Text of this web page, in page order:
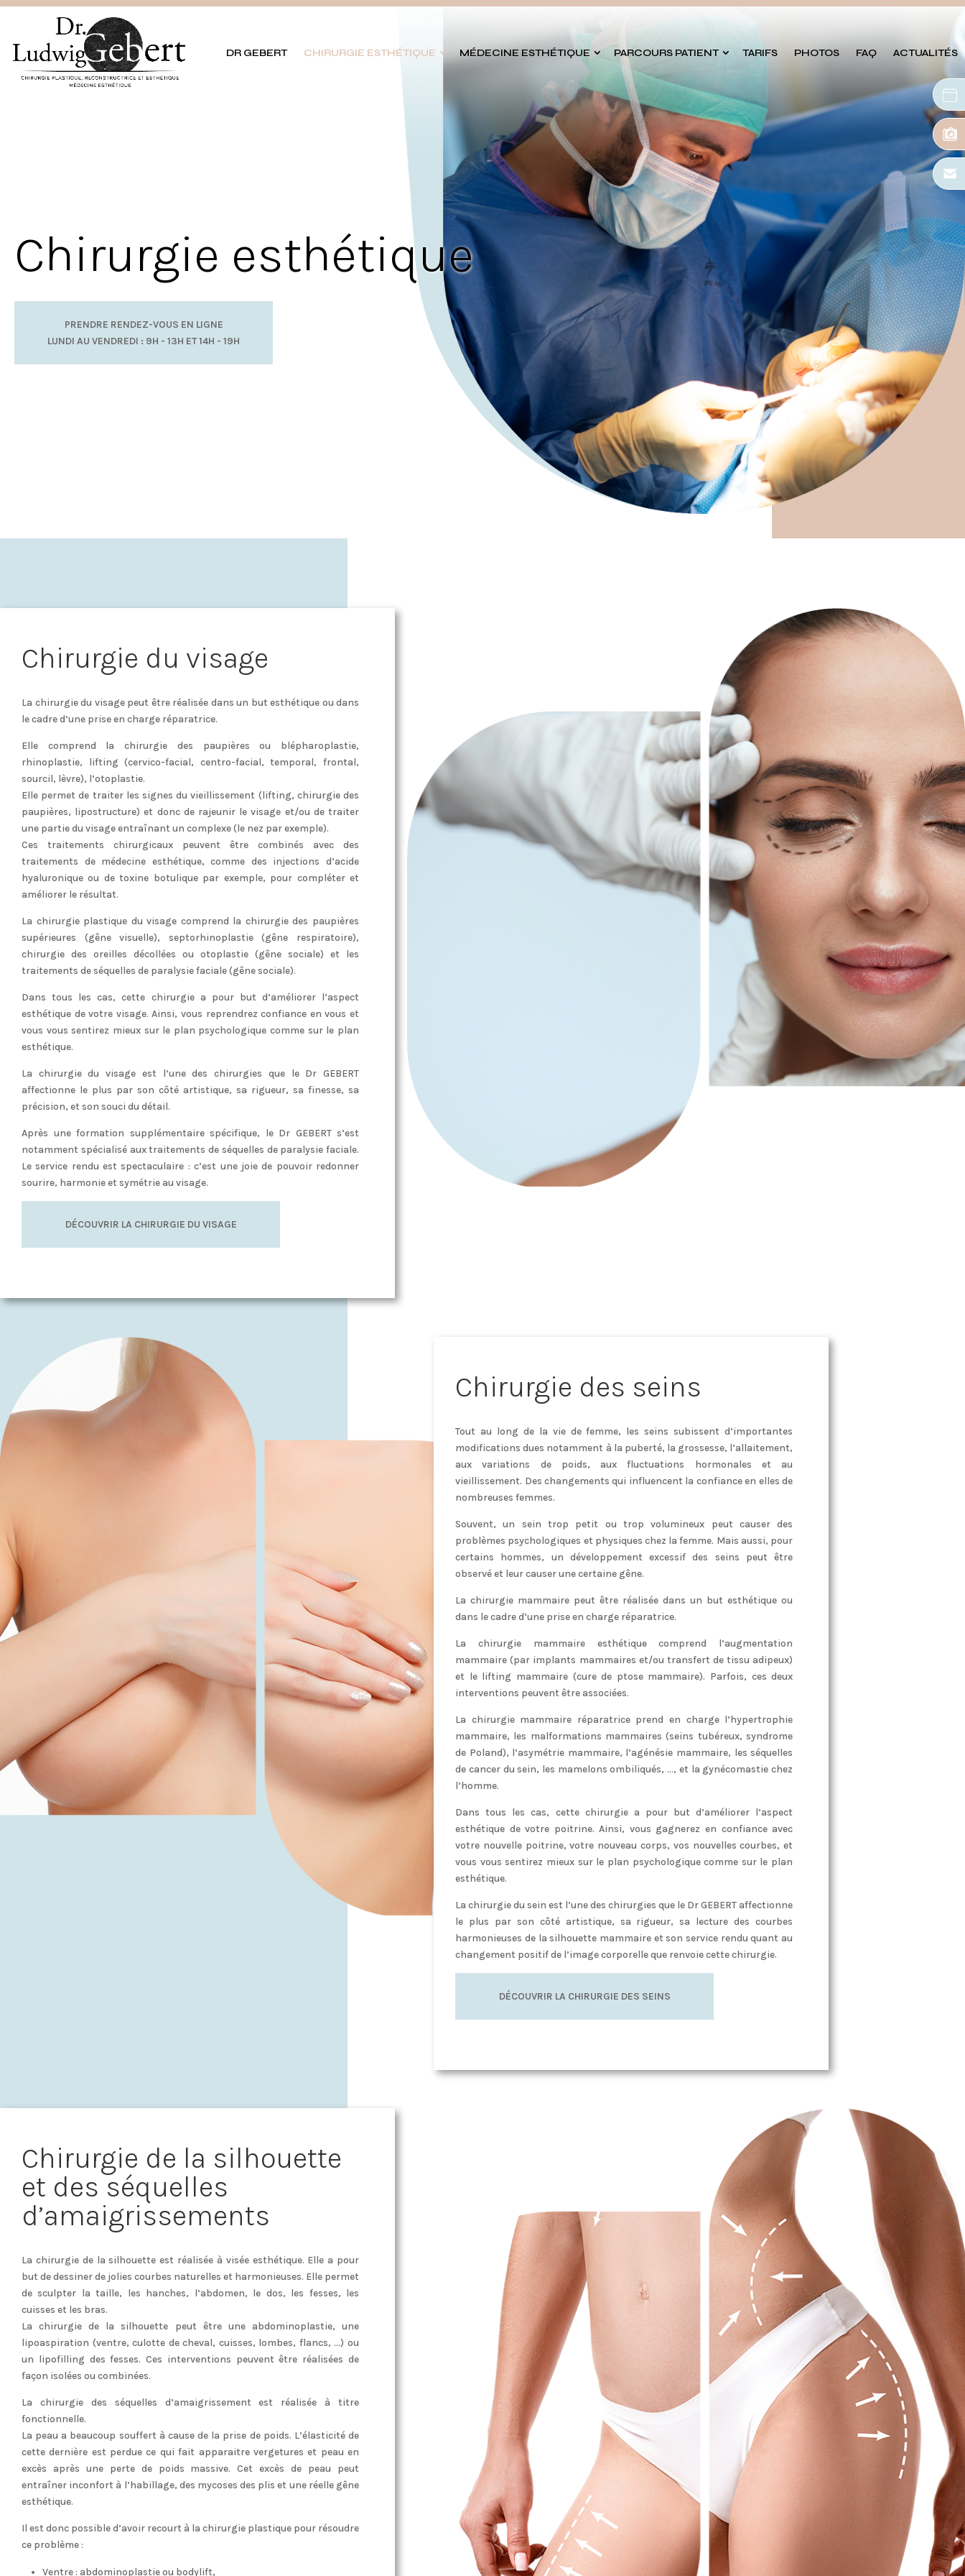
DR GEBERT CHIRURGIE ESTHÉTIQUE MÉDECINE ESTHÉTIQUE PARCOURS PATIENT TARIFS PHOTOS FAQ ACTUALITÉS
Chirurgie esthétique
PRENDRE RENDEZ-VOUS EN LIGNE
LUNDI AU VENDREDI : 9H - 13H ET 14H - 19H
Chirurgie du visage
La chirurgie du visage peut être réalisée dans un but esthétique ou dans
le cadre d’une prise en charge réparatrice.
Elle comprend la chirurgie des paupières ou blépharoplastie,
rhinoplastie, lifting (cervico-facial, centro-facial, temporal, frontal,
sourcil, lèvre), l’otoplastie.
Elle permet de traiter les signes du vieillissement (lifting, chirurgie des
paupières, lipostructure) et donc de rajeunir le visage et/ou de traiter
une partie du visage entraînant un complexe (le nez par exemple).
Ces traitements chirurgicaux peuvent être combinés avec des
traitements de médecine esthétique, comme des injections d’acide
hyaluronique ou de toxine botulique par exemple, pour compléter et
améliorer le résultat.
La chirurgie plastique du visage comprend la chirurgie des paupières
supérieures (gêne visuelle), septorhinoplastie (gêne respiratoire),
chirurgie des oreilles décollées ou otoplastie (gêne sociale) et les
traitements de séquelles de paralysie faciale (gêne sociale).
Dans tous les cas, cette chirurgie a pour but d’améliorer l’aspect
esthétique de votre visage. Ainsi, vous reprendrez confiance en vous et
vous vous sentirez mieux sur le plan psychologique comme sur le plan
esthétique.
La chirurgie du visage est l’une des chirurgies que le Dr GEBERT
affectionne le plus par son côté artistique, sa rigueur, sa finesse, sa
précision, et son souci du détail.
Après une formation supplémentaire spécifique, le Dr GEBERT s’est
notamment spécialisé aux traitements de séquelles de paralysie faciale.
Le service rendu est spectaculaire : c’est une joie de pouvoir redonner
sourire, harmonie et symétrie au visage.
DÉCOUVRIR LA CHIRURGIE DU VISAGE
Chirurgie des seins
Tout au long de la vie de femme, les seins subissent d’importantes
modifications dues notamment à la puberté, la grossesse, l’allaitement,
aux variations de poids, aux fluctuations hormonales et au
vieillissement. Des changements qui influencent la confiance en elles de
nombreuses femmes.
Souvent, un sein trop petit ou trop volumineux peut causer des
problèmes psychologiques et physiques chez la femme. Mais aussi, pour
certains hommes, un développement excessif des seins peut être
observé et leur causer une certaine gêne.
La chirurgie mammaire peut être réalisée dans un but esthétique ou
dans le cadre d’une prise en charge réparatrice.
La chirurgie mammaire esthétique comprend l’augmentation
mammaire (par implants mammaires et/ou transfert de tissu adipeux)
et le lifting mammaire (cure de ptose mammaire). Parfois, ces deux
interventions peuvent être associées.
La chirurgie mammaire réparatrice prend en charge l’hypertrophie
mammaire, les malformations mammaires (seins tubéreux, syndrome
de Poland), l’asymétrie mammaire, l’agénésie mammaire, les séquelles
de cancer du sein, les mamelons ombiliqués, …, et la gynécomastie chez
l’homme.
Dans tous les cas, cette chirurgie a pour but d’améliorer l’aspect
esthétique de votre poitrine. Ainsi, vous gagnerez en confiance avec
votre nouvelle poitrine, votre nouveau corps, vos nouvelles courbes, et
vous vous sentirez mieux sur le plan psychologique comme sur le plan
esthétique.
La chirurgie du sein est l’une des chirurgies que le Dr GEBERT affectionne
le plus par son côté artistique, sa rigueur, sa lecture des courbes
harmonieuses de la silhouette mammaire et son service rendu quant au
changement positif de l’image corporelle que renvoie cette chirurgie.
DÉCOUVRIR LA CHIRURGIE DES SEINS
Chirurgie de la silhouette
et des séquelles
d’amaigrissements
La chirurgie de la silhouette est réalisée à visée esthétique. Elle a pour
but de dessiner de jolies courbes naturelles et harmonieuses. Elle permet
de sculpter la taille, les hanches, l’abdomen, le dos, les fesses, les
cuisses et les bras.
La chirurgie de la silhouette peut être une abdominoplastie, une
lipoaspiration (ventre, culotte de cheval, cuisses, lombes, flancs, …) ou
un lipofilling des fesses. Ces interventions peuvent être réalisées de
façon isolées ou combinées.
La chirurgie des séquelles d’amaigrissement est réalisée à titre
fonctionnelle.
La peau a beaucoup souffert à cause de la prise de poids. L’élasticité de
cette dernière est perdue ce qui fait apparaitre vergetures et peau en
excès après une perte de poids massive. Cet excès de peau peut
entraîner inconfort à l’habillage, des mycoses des plis et une réelle gêne
esthétique.
Il est donc possible d’avoir recourt à la chirurgie plastique pour résoudre
ce problème :
Ventre : abdominoplastie ou bodylift,